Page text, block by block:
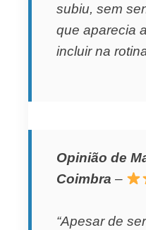
subiu, sem
que aparecia
incluir na
Opinião de
Coimbra –
“Apesar de